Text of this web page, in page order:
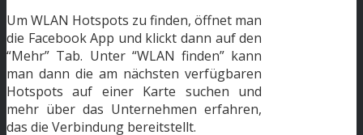
Um WLAN Hotspots zu finden, öffnet man
die Facebook App und klickt dann auf den
“Mehr” Tab. Unter “WLAN finden” kann
man dann die am nächsten verfügbaren
Hotspots auf einer Karte suchen und
mehr über das Unternehmen erfahren,
das die Verbindung bereitstellt.